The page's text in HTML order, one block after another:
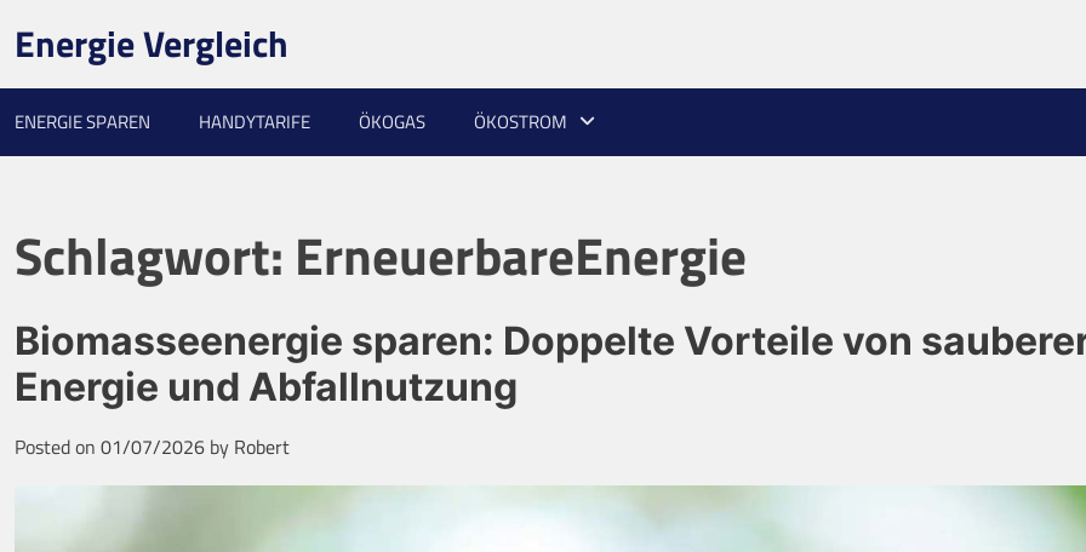
Energie Vergleich
ENERGIE SPAREN HANDYTARIFE ÖKOGAS ÖKOSTROM
Schlagwort: ErneuerbareEnergie
Biomasseenergie sparen: Doppelte Vorteile von
Energie und Abfallnutzung
Posted on 01/07/2026 by Robert